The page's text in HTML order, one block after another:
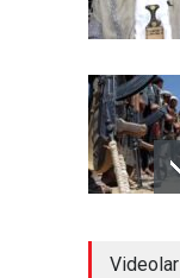
Videolar